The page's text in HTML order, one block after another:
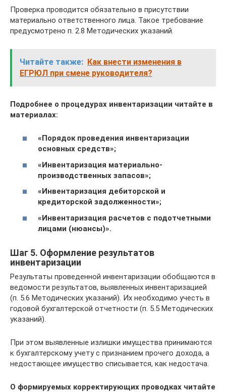
Проверка проводится обязательно в присутствии
материально ответственного лица. Такое требование
предусмотрено п. 2.8 Методических указаний.
Читайте также: Как внести изменения в
ЕГРЮЛ при смене руководителя?
Подробнее о процедурах инвентаризации читайте в
материалах:
«Порядок проведения инвентаризации
основных средств»;
«Инвентаризация материально-
производственных запасов»;
«Инвентаризация дебиторской и
кредиторской задолженности»;
«Инвентаризация расчетов с подотчетными
лицами (нюансы)».
Шаг 5. Оформление результатов
инвентаризации
Результаты проведенной инвентаризации обобщаются в
ведомости результатов, выявленных инвентаризацией
(п. 5.6 Методических указаний). Их необходимо учесть в
годовой бухгалтерской отчетности (п. 5.5 Методических
указаний).
При этом выявленные излишки имущества принимаются
к бухгалтерскому учету с признанием прочего дохода, а
недостающее имущество списывается, как недостача.
О формируемых корректирующих проводках читайте